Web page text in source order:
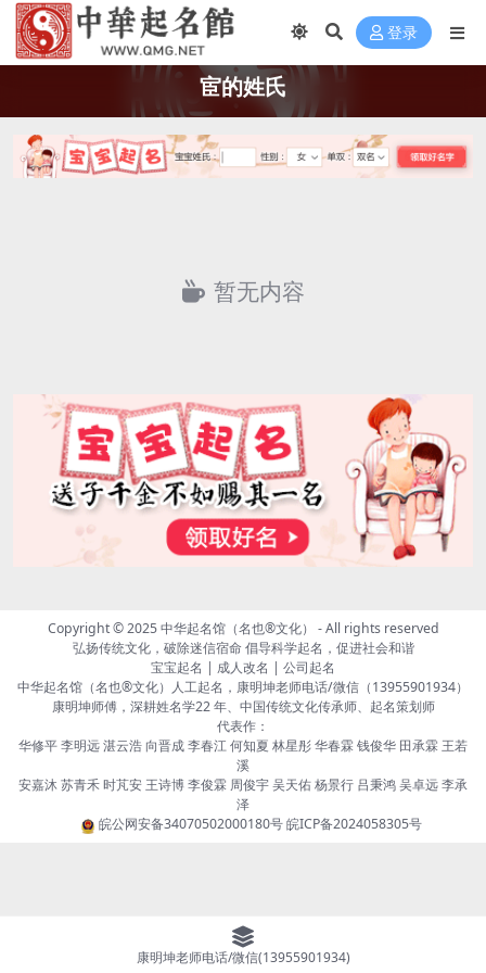
登录
宦的姓氏
暂无内容
Copyright © 2025中华起名馆（名也®文化） - All rights reserved
弘扬传统文化，破除迷信宿命 倡导科学起名，促进社会和谐
宝宝起名 | 成人改名 | 公司起名
中华起名馆（名也®文化）人工起名，康明坤老师电话/微信（13955901934）
康明坤师傅，深耕姓名学22 年、中国传统文化传承师、起名策划师
代表作：
华修平 李明远 湛云浩 向晋成 李春江 何知夏 林星彤 华春霖 钱俊华 田承霖 王若
溪
安嘉沐 苏青禾 时芃安 王诗博 李俊霖 周俊宇 吴天佑 杨景行 吕秉鸿 吴卓远 李承
泽
皖公网安备34070502000180号皖ICP备2024058305号
康明坤老师电话/微信(13955901934)